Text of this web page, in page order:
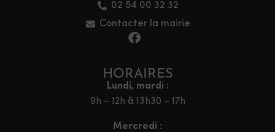
02 54 00 32 32
Contacter la mairie
HORAIRES
Lundi, mardi :
9h – 12h & 13h30 – 17h
Mercredi :